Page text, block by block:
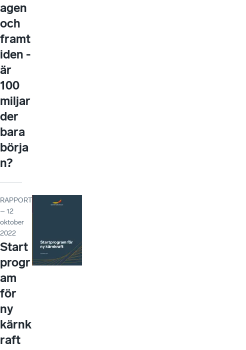
agen
och
framt
iden -
är
100
miljar
der
bara
börja
n?
RAPPORT
– 12
oktober
2022
Start
progr
am
för
ny
kärnk
raft